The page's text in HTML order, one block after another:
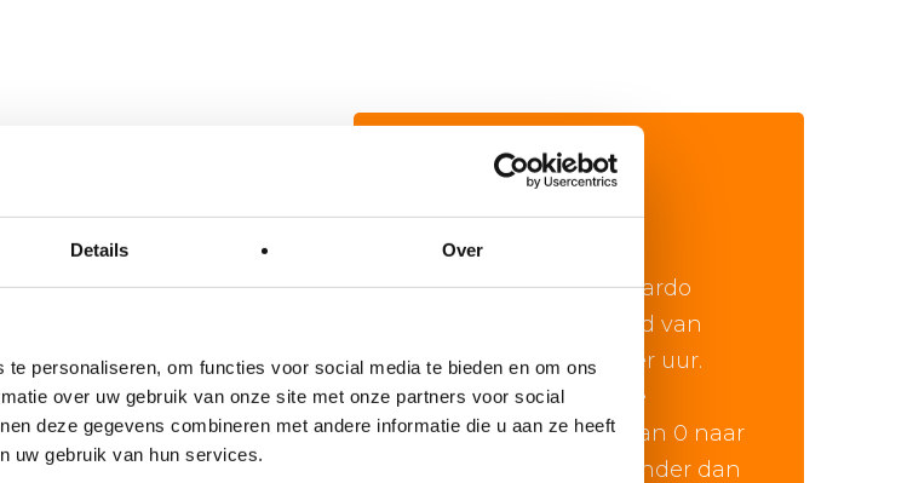
Details Over
personaliseren, om functies voor social media te bieden en om ons
over uw gebruik van onze site met onze partners voor social
deze gegevens combineren met andere informatie die u aan ze heeft
uw gebruik van hun services.
je ‘m ziet. Met
ook zijn looks zullen
de strakke lijnen
de openbare weg
uitleg en
motorkap bij. Zeg
uur kunt halen, is wel
WIST JE DAT…
De Lamborghini Gallardo
haalt een topsnelheid van
maar liefst 325 km per uur.
Bovendien gaat deze
Italiaanse supercar van 0 naar
100 km per uur in minder dan